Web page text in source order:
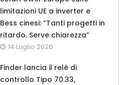
limitazioni UE a inverter e
Bess cinesi: “Tanti progetti in
ritardo. Serve chiarezza”
14 Luglio 2026
Finder lancia il relè di
controllo Tipo 70.33,